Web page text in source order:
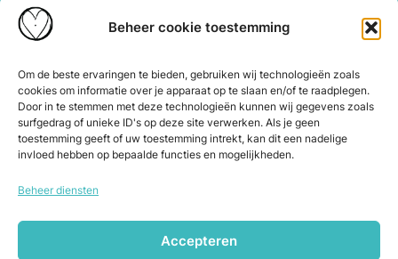
Beheer cookie toestemming
Om de beste ervaringen te bieden, gebruiken wij technologieën zoals
cookies om informatie over je apparaat op te slaan en/of te raadplegen.
Door in te stemmen met deze technologieën kunnen wij gegevens zoals
surfgedrag of unieke ID's op deze site verwerken. Als je geen
toestemming geeft of uw toestemming intrekt, kan dit een nadelige
invloed hebben op bepaalde functies en mogelijkheden.
Beheer diensten
Accepteren
Over ons
Waarom Hartbewust
Over Joyce
De webshop
Blog
Herroeping en annuleren
Manifesteren met kinderen